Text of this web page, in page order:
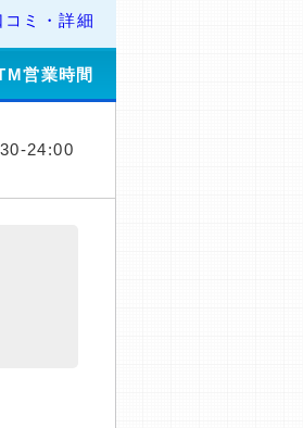
コミ・詳細
営業時間
24:00